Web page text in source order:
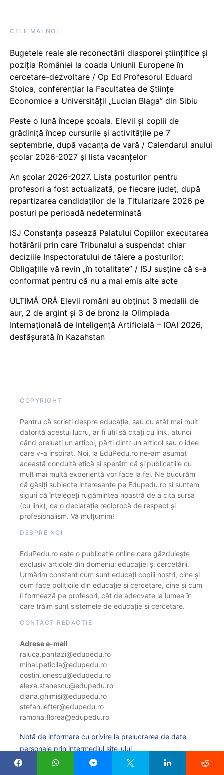
CELE MAI NOI
Bugetele reale ale reconectării diasporei științifice și
poziția României la coada Uniunii Europene în
cercetare-dezvoltare / Op Ed Profesorul Eduard
Stoica, conferențiar la Facultatea de Științe
Economice a Universității „Lucian Blaga” din Sibiu
Peste o lună începe școala. Elevii și copiii de
grădiniță încep cursurile și activitățile pe 7
septembrie, după vacanța de vară / Calendarul anului
școlar 2026-2027 și lista vacanțelor
An școlar 2026-2027. Lista posturilor pentru
profesori a fost actualizată, pe fiecare județ, după
repartizarea candidaților de la Titularizare 2026 pe
posturi pe perioadă nedeterminată
ISJ Constanța pasează Palatului Copiilor executarea
hotărârii prin care Tribunalul a suspendat chiar
deciziile Inspectoratului de tăiere a posturilor:
Obligațiile vă revin „în totalitate” / ISJ susține că s-a
conformat pentru că nu a mai emis alte acte
ULTIMĂ ORĂ Elevii români au obținut 3 medalii de
aur, 2 de argint și 3 de bronz la Olimpiada
Internațională de Inteligență Artificială – IOAI 2026,
desfășurată în Kazahstan
COPYRIGHT
Pentru că scrieți despre educație, sau cu atât mai mult
datorită acestui lucru, ar fi util să citați cu link, atunci
când preluați un articol, părți dintr-un articol sau o idee
care v-a inspirat. Noi, la EduPedu.ro ne-am asumat
această conduită etică și sperăm că și publicațiile cu
mult mai multă experiență vor face la fel. Ne bucurăm
că găsiți subiecte interesante pe Edupedu.ro și suntem
siguri că înțelegeți rugămintea noastră de a cita sursa
(cu link), ca o declarație reciprocă de respect și
profesionalism. Vă mulțumim!
DESPRE NOI
EduPedu.ro este o publicație online care găzduiește
exclusiv articole din domeniul educației și cercetării.
Urmărim constant cum sunt educați copiii noștri, cine și
cum face politicile din educație și cercetare, cine și cum
îi formează pe profesori, cât de adecvate la lumea în
care trăim sunt sistemele de educație și cercetare.
CONTACT REDACȚIE
Adrese e-mail
raluca.pantazi@edupedu.ro
mihai.peticila@edupedu.ro
costin.ionescu@edupedu.ro
alexa.stanescu@edupedu.ro
diana.ghimisi@edupedu.ro
stefan.lefter@edupedu.ro
ramona.florea@edupedu.ro
Notă de informare cu privire la prelucrarea de date
personale prin intermediul site-ului
Politica de cookie